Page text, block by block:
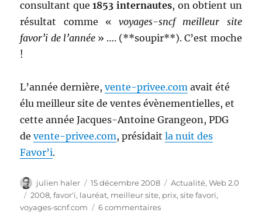
consultant que1853 internautes, on obtient un
résultat comme «voyages-sncf meilleur site
favor’i de l’année» …. (**soupir**). C’est moche
!
L’année dernière,vente-privee.com avait été
élu meilleur site de ventes évènementielles, et
cette année Jacques-Antoine Grangeon, PDG
devente-privee.com, présidaitla nuit des
Favor’i.
Auteur
julien haler
Publié
le
15 décembre 2008 Catégories
Actualité,Web 2.0
Étiquettes
2008,favor'i, lauréat, meilleur site, prix,site favori,
voyages-scnf.com
6 commentairessur